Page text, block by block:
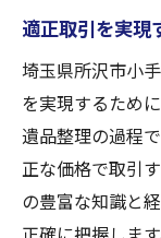
適正取引を実現
埼玉県所沢市小
を実現するため
遺品整理の過程
正な価格で取引
の豊富な知識と